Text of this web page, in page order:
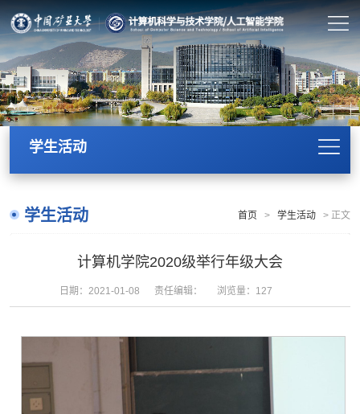
学生活动
学生活动 首页 > 学生活动 >正文
计算机学院2020级举行年级大会
日期：2021-01-08 责任编辑： 浏览量： 127